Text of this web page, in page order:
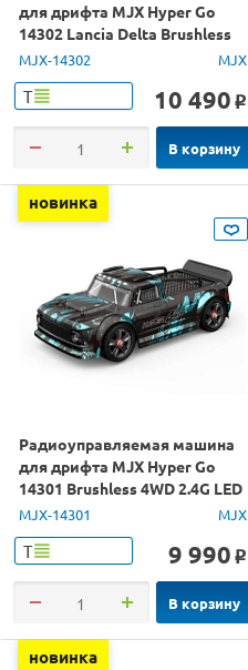
для дрифта MJX Hyper Go
14302 Lancia Delta Brushless
4WD 2.4G LED 1/14 RTR
MJX-14302 MJX
Т 10 490 o
В корзину
новинка
Радиоуправляемая машина
для дрифта MJX Hyper Go
14301 Brushless 4WD 2.4G LED
1/14 RTR
MJX-14301 MJX
Т 9 990 o
В корзину
новинка